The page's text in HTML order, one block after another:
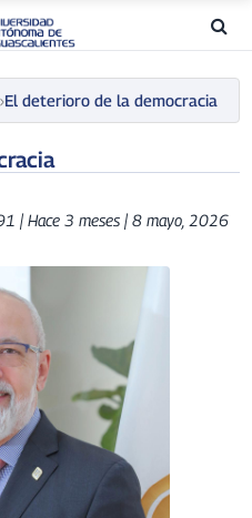
El deterioro de la democracia
| Hace 3 meses | 8 mayo, 2026